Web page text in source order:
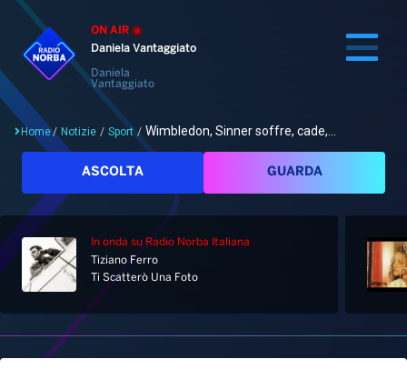
ON AIR
Daniela Vantaggiato
Daniela
Vantaggiato
Cerca
Home
Palinsesto
Notizie
Home/ Notizie / Sport / Wimbledon, Sinner soffre, cade,...
ASCOLTA GUARDA
In onda su Radio Norba Italiana
Tiziano Ferro
Ti Scatterò Una Foto